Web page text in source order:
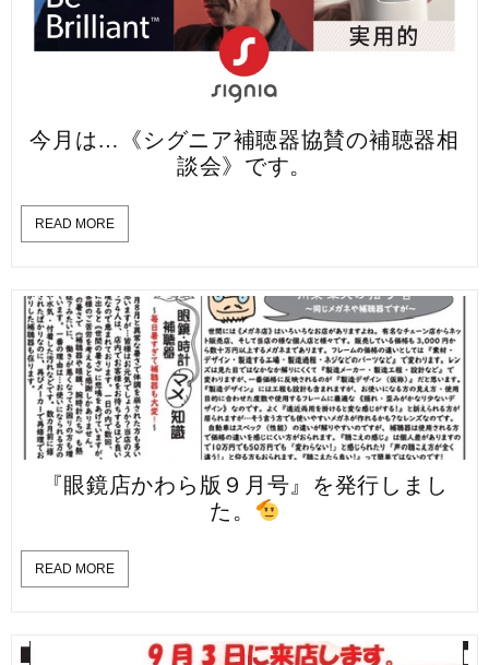
今月は…《シグニア補聴器協賛の補聴器相
談会》です。
READ MORE
『眼鏡店かわら版９月号』を発行しまし
た。
READ MORE